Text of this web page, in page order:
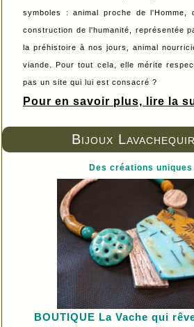
Bijoux
Des créations uniques
BOUTIQUE La Vache qui
symboles : animal proche de l'Homme,
construction de l'humanité, représentée
la préhistoire à nos jours, animal
viande. Pour tout cela, elle mérite
pas un site qui lui est consacré ?
Pour en savoir plus, lire la